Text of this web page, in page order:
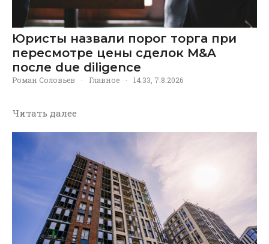
Юристы назвали порог торга при
пересмотре цены сделок M&A
после due diligence
Роман Соловьев · Главное · 14:33, 7.8.2026
Читать далее